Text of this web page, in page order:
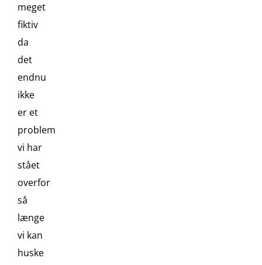
meget
fiktiv
da
det
endnu
ikke
er et
problem
vi har
stået
overfor
så
længe
vi kan
huske